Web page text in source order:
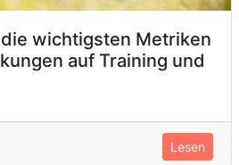
wichtigsten Metriken
auf Training und
Lesen